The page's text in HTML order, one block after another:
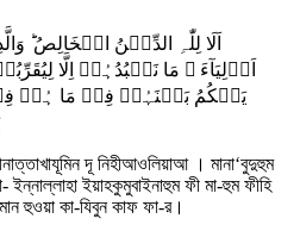
اَلَا لِلّٰہِ الدِّیۡنُ الۡخَالِصُ
اَوۡلِیَآءَ ۘ مَا نَعۡبُدُہُمۡ اِلَّا
یَحۡکُمُ بَیۡنَہُمۡ فِیۡ مَا ہُمۡ
দূ নিহীআওলিয়াআ । মানা‘বুদুহুম
ইন্নাল্লাহা ইয়াহকুমুবাইনাহুম ফী মা-হুম ফীহি
হুওয়া কা-যিবুন কাফ ফা-র।